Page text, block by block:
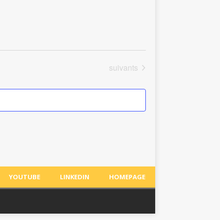
Évènements
suivants
YOUTUBE LINKEDIN HOMEPAGE